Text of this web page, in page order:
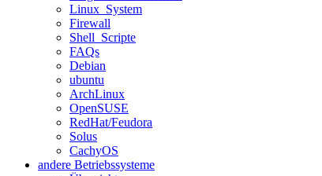
Linux_System
Firewall
Shell_Scripte
FAQs
Debian
ubuntu
ArchLinux
OpenSUSE
RedHat/Feudora
Solus
CachyOS
andere Betriebssysteme